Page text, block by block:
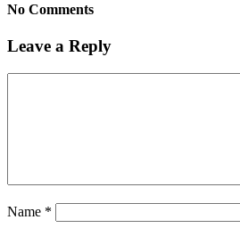
No Comments
Leave a Reply
Name *